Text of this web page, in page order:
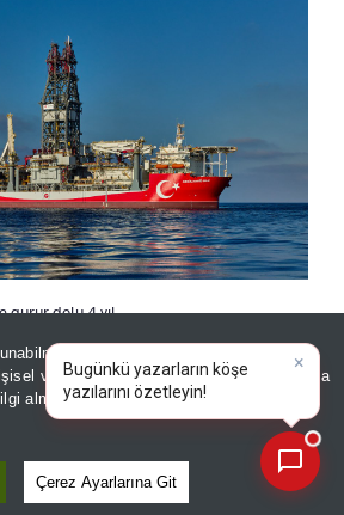
adına sitemizde
verileriniz, KVKK ve GDPR kapsamında
almak içinAydınlatma Metnimizi
Çerez Ayarlarına Git
gurur dolu 4 yıl
MİMARI
Bakanı Alparslan
4’üncü yılını
×
Bugünkü yazarların köşe
yazıla